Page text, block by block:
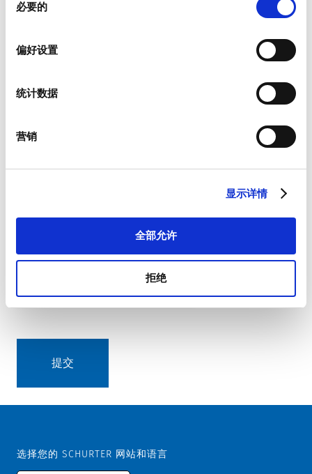
必要的
偏好设置
统计数据
营销
显示详情
全部允许
拒绝
硕特可从您提供的联系信息，与您沟通联系。您可从订阅了我们
法律的规定，您可以撤回此前向我们提供的任何同意和取消订阅
处理和隐私保护措施，或者取消订阅，请查看我们的隐私政策。*
我同意接受一般条款和条件以及隐私政策。
选择您的 SCHURTER 网站和语言